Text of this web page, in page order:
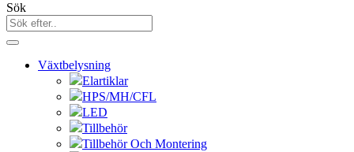
Sök
Växtbelysning
Elartiklar
HPS/MH/CFL
LED
Tillbehör
Tillbehör Och Montering